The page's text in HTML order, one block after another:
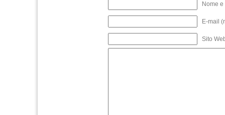
Nome
E-mail
Sito